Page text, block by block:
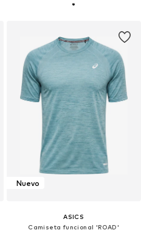
Nuevo
ASICS
Camiseta funcional 'ROAD'